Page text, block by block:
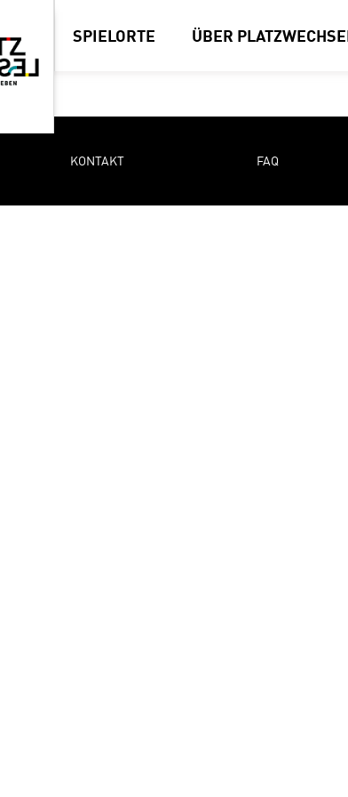
SPIELORTE ÜBER
KONTAKT FAQ